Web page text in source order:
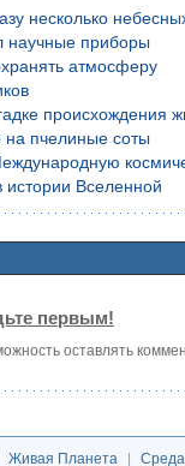
несколько
научные приборы
атмосферу
происхождения
на пчелиные соты
Вселенной
первым!
оставлять
Живая Планета